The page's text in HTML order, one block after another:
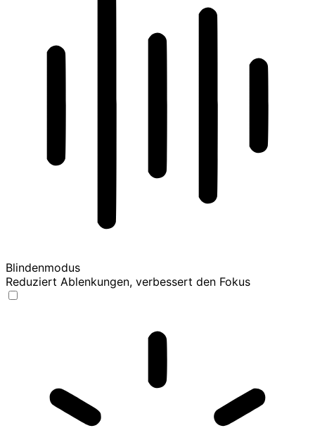
Blindenmodus
Reduziert Ablenkungen, verbessert den Fokus